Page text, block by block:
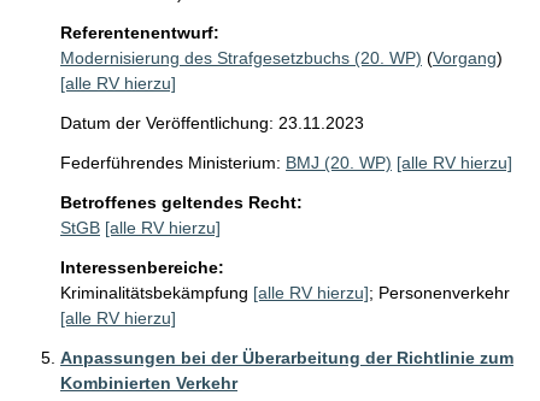
Referentenentwurf:
Modernisierung des Strafgesetzbuchs (20. WP) (Vorgang)
[alle RV hierzu]
Datum der Veröffentlichung: 23.11.2023
Federführendes Ministerium: BMJ (20. WP) [alle RV hierzu]
Betroffenes geltendes Recht:
StGB [alle RV hierzu]
Interessenbereiche:
Kriminalitätsbekämpfung [alle RV hierzu]; Personenverkehr
[alle RV hierzu]
Anpassungen bei der Überarbeitung der Richtlinie zum
Kombinierten Verkehr